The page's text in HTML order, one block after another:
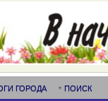
ГОРОДА ПОИСК